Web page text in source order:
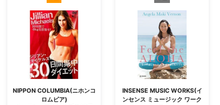
NIPPON COLUMBIA(ニホンコ
ロムビア)
INSENSE MUSIC WORKS(イ
ンセンス ミュージック ワーク